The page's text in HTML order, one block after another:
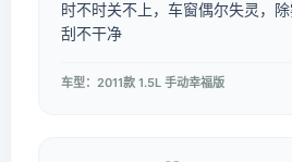
时不时关不上，车窗偶尔失灵，
刮不干净
车型：2011款 1.5L 手动幸福版